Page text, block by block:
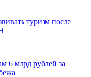
туризм после
6 млрд рублей за